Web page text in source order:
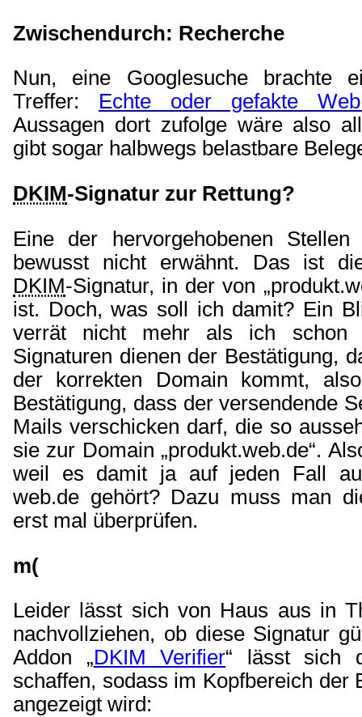
Zwischendurch: Recherche
Nun, eine Googlesuche brachte
Treffer: Echte oder gefakte
Aussagen dort zufolge wäre also
gibt sogar halbwegs belastbare
DKIM-Signatur zur Rettung?
Eine der hervorgehobenen
bewusst nicht erwähnt. Das ist
DKIM-Signatur, in der von
ist. Doch, was soll ich damit? Ein
verrät nicht mehr als ich
Signaturen dienen der Bestätigung,
der korrekten Domain kommt,
Bestätigung, dass der versendende
Mails verschicken darf, die so
sie zur Domain „produkt.web.de“.
weil es damit ja auf jeden Fall
web.de gehört? Dazu muss man
erst mal überprüfen.
m(
Leider lässt sich von Haus aus in
nachvollziehen, ob diese Signatur
Addon „DKIM Verifier“ lässt sich
schaffen, sodass im Kopfbereich der
angezeigt wird: